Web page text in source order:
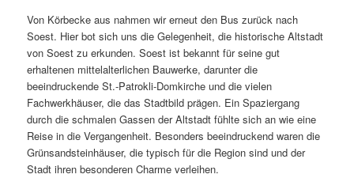
Von Körbecke aus nahmen wir erneut den Bus zurück nach
Soest. Hier bot sich uns die Gelegenheit, die historische Altstadt
von Soest zu erkunden. Soest ist bekannt für seine gut
erhaltenen mittelalterlichen Bauwerke, darunter die
beeindruckende St.-Patrokli-Domkirche und die vielen
Fachwerkhäuser, die das Stadtbild prägen. Ein Spaziergang
durch die schmalen Gassen der Altstadt fühlte sich an wie eine
Reise in die Vergangenheit. Besonders beeindruckend waren die
Grünsandsteinhäuser, die typisch für die Region sind und der
Stadt ihren besonderen Charme verleihen.